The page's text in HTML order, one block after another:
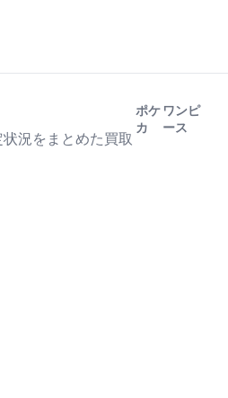
況をまとめた買取
ポケ
カ
ワンピ
ース